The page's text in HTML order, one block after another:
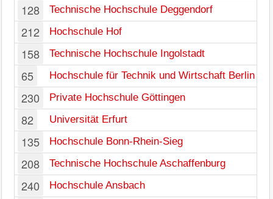
128 Technische Hochschule Deggendorf
212 Hochschule Hof
158 Technische Hochschule Ingolstadt
65 Hochschule für Technik und Wirtschaft Berlin
230 Private Hochschule Göttingen
82 Universität Erfurt
135 Hochschule Bonn-Rhein-Sieg
208 Technische Hochschule Aschaffenburg
240 Hochschule Ansbach